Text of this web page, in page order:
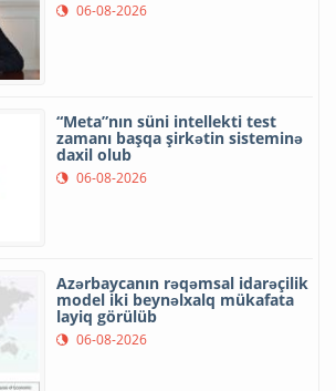
06-08-2026
“Meta”nın süni intellekti test
zamanı başqa şirkətin sisteminə
daxil olub
06-08-2026
Azərbaycanın rəqəmsal idarəçilik
model iki beynəlxalq mükafata
layiq görülüb
06-08-2026